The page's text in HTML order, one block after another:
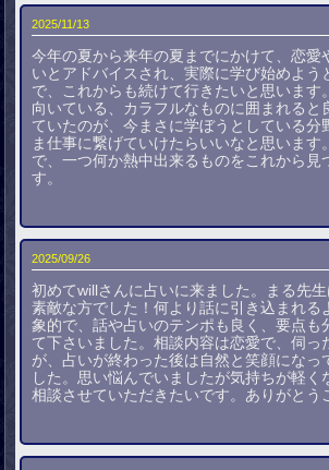
2025/11/13
今年の夏から来年の夏までにかけて、恋愛
いとアドバイスされ、実際に学び始めよう
で、これからも続けて行きたいと思います
向いている、カラフルなものに囲まれると
ていたのが、今まさに学ぼうとしている分
ま仕事に繋げていけたらいいなと思います
で、一つ何か熱中出来るものをこれから見
す。
2025/09/26
初めてwillさんに占いに来ました。まる先
素敵な方でした！何より話に引き込まれる
象的で、話や占いのテンポも良く、要点も
て下さいました。相談内容は恋愛で、伺っ
が、占いが終わった後は自然と笑顔になっ
した。思い悩んでいましたが気持ちが軽く
相談させていただきたいです。ありがとう